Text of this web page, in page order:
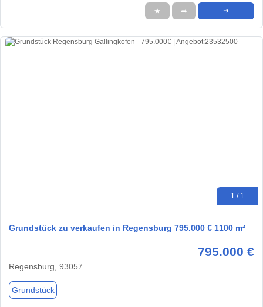
★ ➦ ➜
1 / 1
Grundstück zu verkaufen in Regensburg 795.000 € 1100 m²
795.000 €
Regensburg, 93057
Grundstück